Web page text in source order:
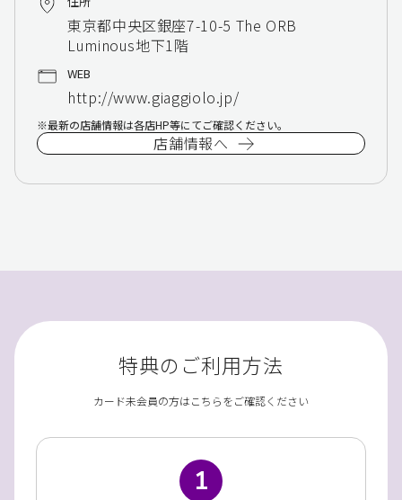
東京都中央区銀座7-10-5 The ORB
Luminous地下1階
WEB
http://www.giaggiolo.jp/
最新の店舗情報は各店HP等にてご確認ください。
店舗情報へ
特典のご利用方法
カード未会員の方はこちらをご確認ください
1